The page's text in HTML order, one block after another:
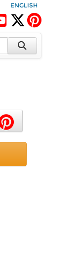
ENGLISH